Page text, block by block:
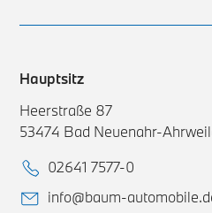
Hauptsitz
Heerstraße 87
53474 Bad Neuenahr-
02641 7577-0
info@baum-